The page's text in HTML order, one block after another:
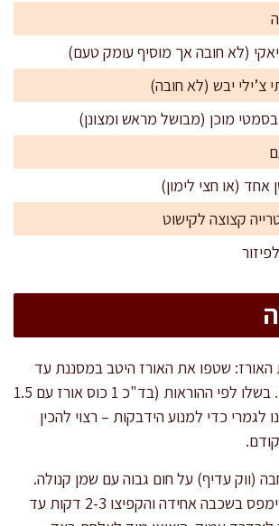
צ’ילי יבש (לא חובה)
אחד (או חצי לימון)
קצוצה לקישוט
האורז: שטפו את האורז היטב במסננת עד
שהמים שקופים. בשלו לפי ההוראות (בד"כ 1 כוס אורז עם 1.5
לגמרי כדי למנוע הידבקות – רצוי להכין
(ווק עדיף) על חום גבוה עם שמן קנולה.
הוסיפו את השרימפס בשכבה אחידה והקפיצו 2-3 דקות עד